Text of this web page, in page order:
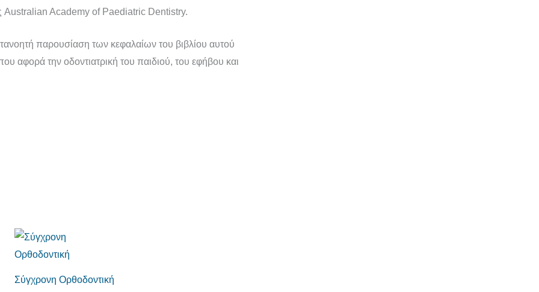
Australian Academy of Paediatric Dentistry.
παρουσίαση των κεφαλαίων του βιβλίου αυτού
αφορά την οδοντιατρική του παιδιού, του εφήβου και
Σύγχρονη Ορθοδοντική
Original
price
was:
€150,00.